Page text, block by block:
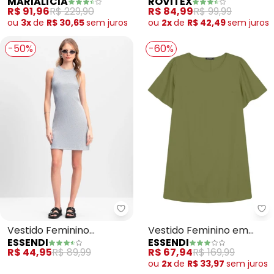
Floral (Preto)
R$ 91,96R$ 229,90
ou 3xde R$ 30,65sem juros
Feminino (Marrom)
R$ 84,99R$ 99,99
ou 2xde R$ 42,49sem juros
-50%
Essendi - Vestido Feminino
Vestido Feminino
Canelado (Cinza)
ESSENDI
R$ 44,95R$ 89,99
-60%
Vestido Feminino em
Viscose (Verde)
ESSENDI
R$ 67,94R$ 169,99
ou 2xde R$ 33,97 sem juros
Nós utilizamos cookies e tecnologias similares para melhorar sua
experiência de compra, incluindo conteúdo relevante e
publicidade personalizada. Ao continuar navegando, entendemos
que você está ciente e concorda com a nossa
Privacidade
para saber mais.
Aceitar todos os cookies
Configurar privacidade